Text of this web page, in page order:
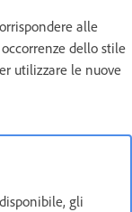
alle
dello stile
utilizzare le nuove
gli